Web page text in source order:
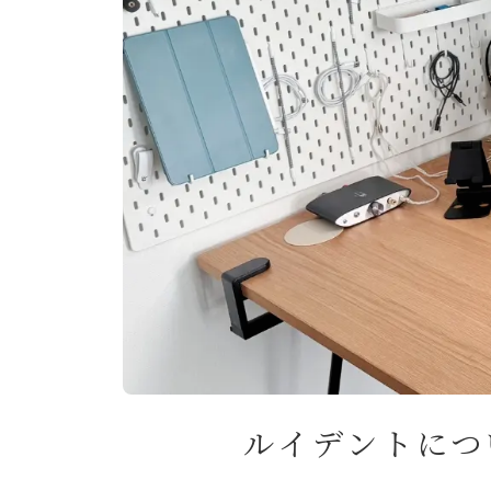
スマホ・タブレット
買ってよかったもの
旅行
国内旅行
海外旅行
旅のこと
通信・回線
ホテル予約サイト
セール・キャンペーン
ルイデントに